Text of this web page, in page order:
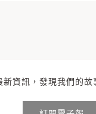
新資訊，發現我們的故